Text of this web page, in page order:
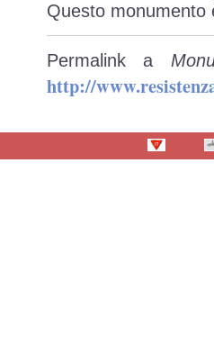
Questo monumento
Permalink a
http://